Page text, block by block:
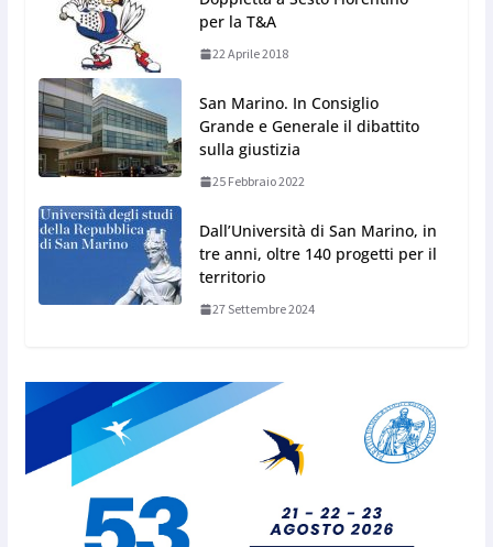
per la T&A
22 Aprile 2018
San Marino. In Consiglio
Grande e Generale il dibattito
sulla giustizia
25 Febbraio 2022
Dall’Università di San Marino, in
tre anni, oltre 140 progetti per il
territorio
27 Settembre 2024